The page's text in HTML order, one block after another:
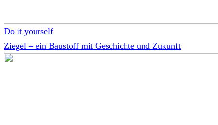
Do it yourself
Ziegel – ein Baustoff mit Geschichte und Zukunft